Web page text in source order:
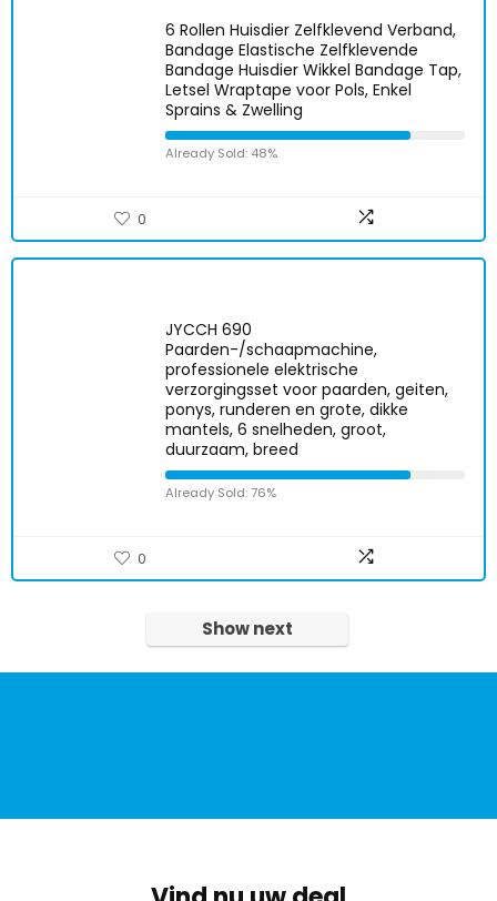
6 Rollen Huisdier Zelfklevend Verband,
Bandage Elastische Zelfklevende
Bandage Huisdier Wikkel Bandage Tap,
Letsel Wraptape voor Pols, Enkel
Sprains & Zwelling
Already Sold: 48%
0
JYCCH 690
Paarden-/schaapmachine,
professionele elektrische
verzorgingsset voor paarden, geiten,
ponys, runderen en grote, dikke
mantels, 6 snelheden, groot,
duurzaam, breed
Already Sold: 76%
0
Show next